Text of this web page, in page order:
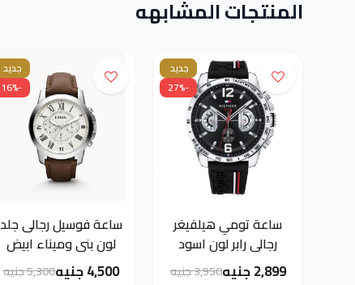
المنتجات المشابهه
جديد
-27%
ساعة تومي هيلفيغر
رجالى رابر لون اسود
وميناء اسود2,899 جنيه 3,950 جنيه
جديد
-16%
ساعة فوسيل رجالى جلد
لون بنى وميناء ابيض
4,500 جنيه 5,300 جنيه